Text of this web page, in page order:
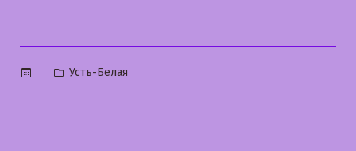
Опубликовано
Усть-Белая